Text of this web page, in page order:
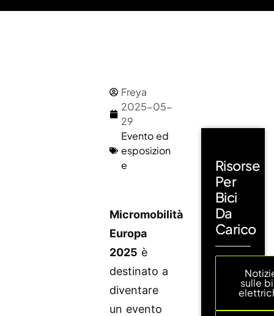
Freya
2025-05-
29
Evento ed
esposizion
e
Micromobilità
Europa
2025 è
destinato a
diventare
un evento
Risorse
Per
Bici
Da
Carico
sulle